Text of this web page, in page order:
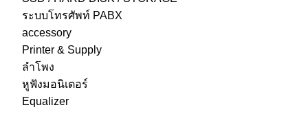
ระบบโทรศัพท์ PABX
accessory
Printer & Supply
ลำโพง
หูฟังมอนิเตอร์
Equalizer